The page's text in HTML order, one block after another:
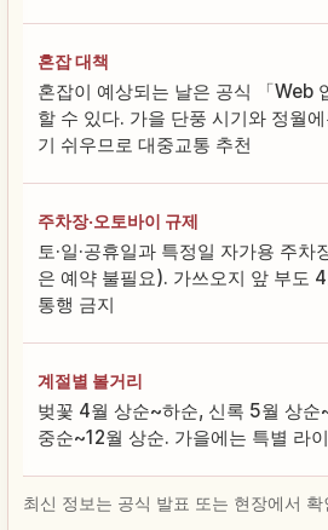
혼잡 대책
혼잡이 예상되는 날은 공식 「Web
할 수 있다. 가을 단풍 시기와 정월
기 쉬우므로 대중교통 추천
주차장·오토바이 규제
토·일·공휴일과 특정일 자가용 주차
은 예약 불필요). 가쓰오지 앞 부도
통행 금지
계절별 볼거리
벚꽃 4월 상순~하순, 신록 5월 상순
중순~12월 상순. 가을에는 특별 라
최신 정보는 공식 발표 또는 현장에서 확